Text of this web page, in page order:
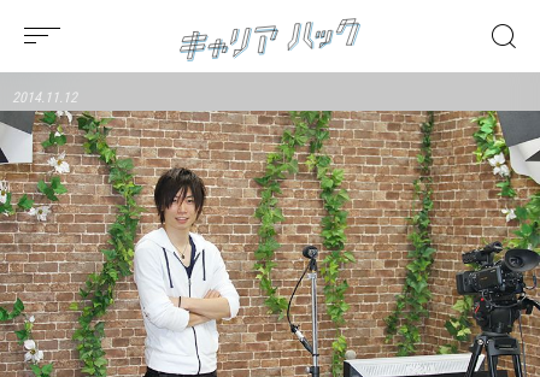
2014.11.12